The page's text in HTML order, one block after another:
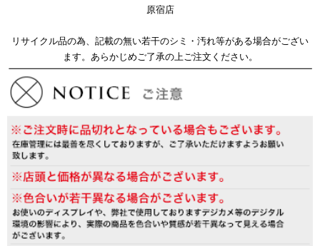
原宿店
リサイクル品の為、記載の無い若干のシミ・汚れ等がある場合がござい
ます。あらかじめご了承の上ご注文ください。